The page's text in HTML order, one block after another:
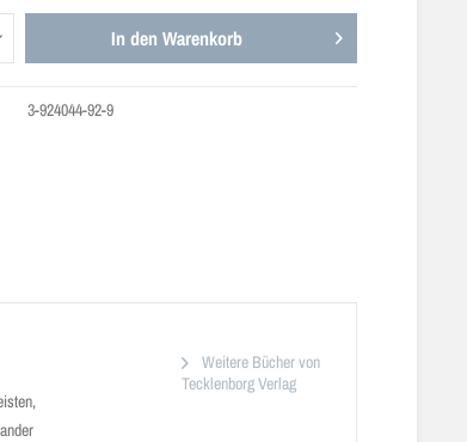
In den Warenkorb
3-924044-92-9
Weitere Bücher von
Tecklenborg Verlag